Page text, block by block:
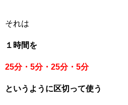
それは
１時間を
25分・5分・25分・5分
というように区切って使う